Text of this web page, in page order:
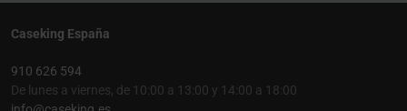
Caseking España
910 626 594
De lunes a viernes, de 10:00 a 13:00 y 14:00 a 18:00